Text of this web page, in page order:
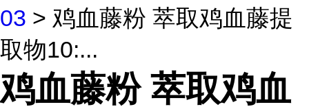
03 > 鸡血藤粉 萃取鸡血藤提
取物10:...
鸡血藤粉 萃取鸡血